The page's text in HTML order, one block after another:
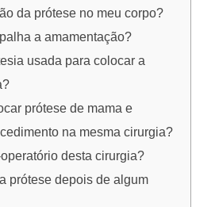
da prótese no meu corpo?
a amamentação?
usada para colocar a
prótese de mama e
na mesma cirurgia?
desta cirurgia?
prótese depois de algum